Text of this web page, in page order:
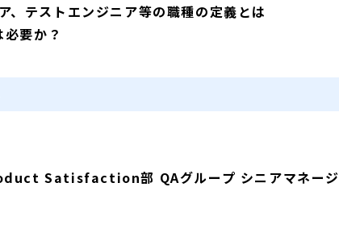
、テストエンジニア等の職種の定義​とは
要か？
Satisfaction部 QAグループ シニアマネージ